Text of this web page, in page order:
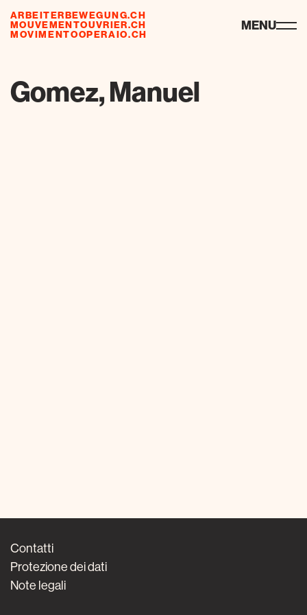
ARBEITERBEWEGUNG.CH
MOUVEMENTOUVRIER.CH
MOVIMENTOOPERAIO.CH
risorse MENU
Gomez, Manuel
Contatti
Protezione dei dati
Note legali